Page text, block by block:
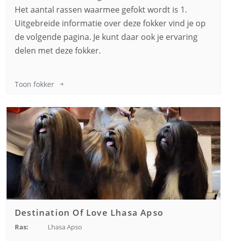
Het aantal rassen waarmee gefokt wordt is 1.
Uitgebreide informatie over deze fokker vind je op
de volgende pagina. Je kunt daar ook je ervaring
delen met deze fokker.
Toon fokker
Destination Of Love Lhasa Apso
Ras: Lhasa Apso